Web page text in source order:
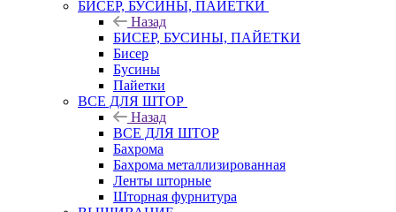
БИСЕР, БУСИНЫ, ПАЙЕТКИ
Назад
БИСЕР, БУСИНЫ, ПАЙЕТКИ
Бисер
Бусины
Пайетки
ВСЕ ДЛЯ ШТОР
Назад
ВСЕ ДЛЯ ШТОР
Бахрома
Бахрома металлизированная
Ленты шторные
Шторная фурнитура